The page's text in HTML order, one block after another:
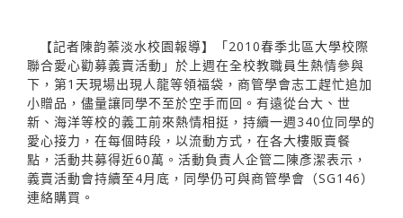
【記者陳韵蓁淡水校園報導】「2010春季北區大學校際
聯合愛心勸募義賣活動」於上週在全校教職員生熱情參與
下，第1天現場出現人龍等領福袋，商管學會志工趕忙追加
小贈品，儘量讓同學不至於空手而回。有遠從台大、世
新、海洋等校的義工前來熱情相挺，持續一週340位同學的
愛心接力，在每個時段，以流動方式，在各大樓販賣餐
點，活動共募得近60萬。活動負責人企管二陳彥潔表示，
義賣活動會持續至4月底，同學仍可與商管學會（SG146）
連絡購買。